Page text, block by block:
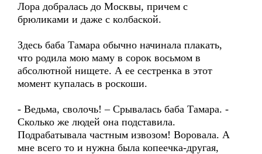
Лора добралась до Москвы, причем с
брюликами и даже с колбаской.
Здесь баба Тамара обычно начинала плакать,
что родила мою маму в сорок восьмом в
абсолютной нищете. А ее сестренка в этот
момент купалась в роскоши.
- Ведьма, сволочь! – Срывалась баба Тамара. -
Сколько же людей она подставила.
Подрабатывала частным извозом! Воровала. А
мне всего то и нужна была копеечка-другая,